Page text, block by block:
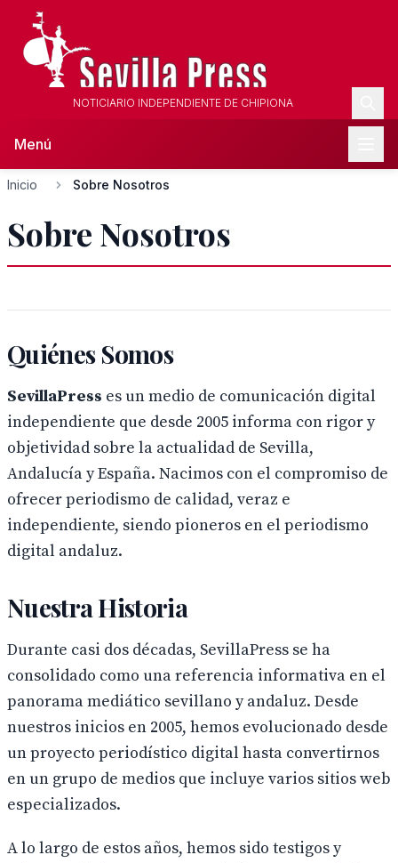
NOTICIARIO INDEPENDIENTE DE CHIPIONA
Menú
Inicio Sobre Nosotros
Sobre Nosotros
Quiénes Somos
SevillaPress es un medio de comunicación digital
independiente que desde 2005 informa con rigor y
objetividad sobre la actualidad de Sevilla,
Andalucía y España. Nacimos con el compromiso de
ofrecer periodismo de calidad, veraz e
independiente, siendo pioneros en el periodismo
digital andaluz.
Nuestra Historia
Durante casi dos décadas, SevillaPress se ha
consolidado como una referencia informativa en el
panorama mediático sevillano y andaluz. Desde
nuestros inicios en 2005, hemos evolucionado desde
un proyecto periodístico digital hasta convertirnos
en un grupo de medios que incluye varios sitios web
especializados.
A lo largo de estos años, hemos sido testigos y